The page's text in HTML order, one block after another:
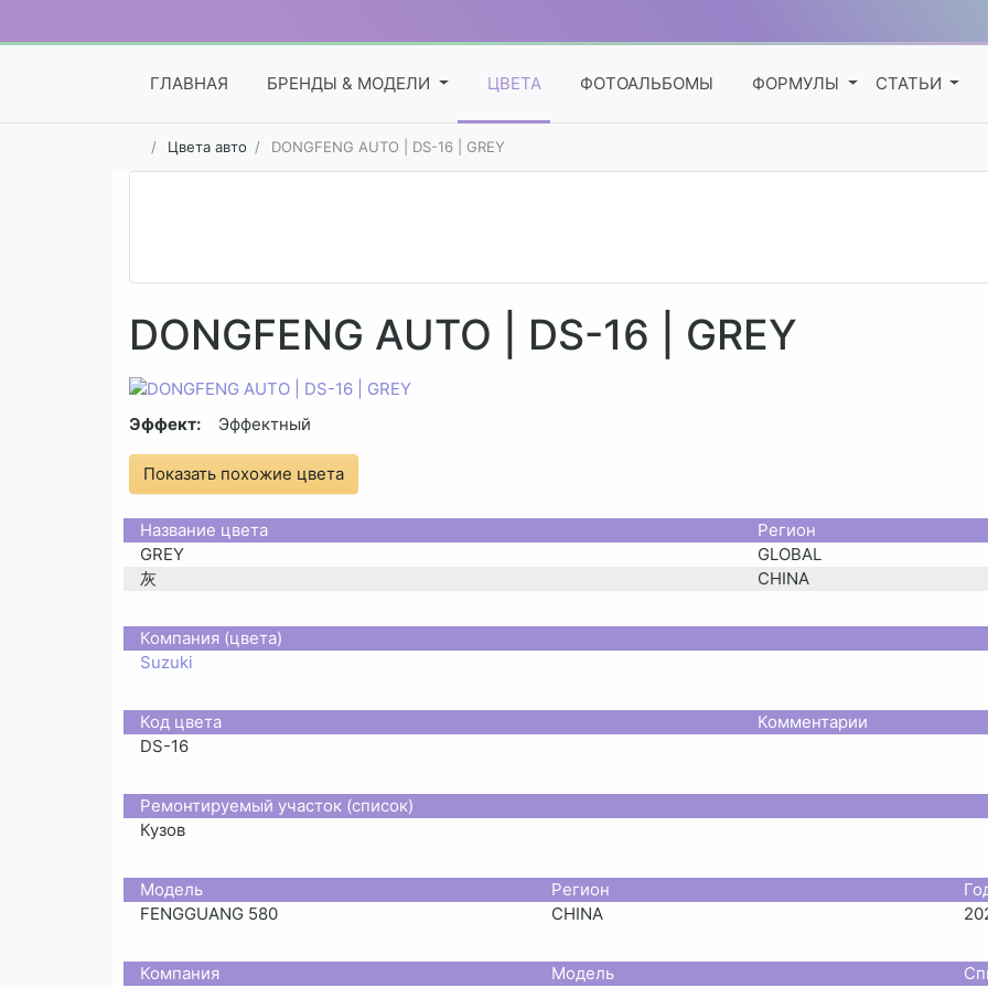
ГЛАВНАЯ БРЕНДЫ & МОДЕЛИ ЦВЕТА ФОТОАЛЬБОМЫ ФОРМУЛЫ СТАТЬИ
Цвета авто DONGFENG AUTO | DS-16 | GREY
DONGFENG AUTO | DS-16 | GREY
Эффект: Эффектный
Показать похожие цвета
Название цвета
Регион
GREY
GLOBAL
灰
CHINA
Компания (цвета)
Suzuki
Код цвета
Комментарии
DS-16
Ремонтируемый участок (список)
Кузов
Moдель Регион
FENGGUANG 580
CHINA
Компания Модель